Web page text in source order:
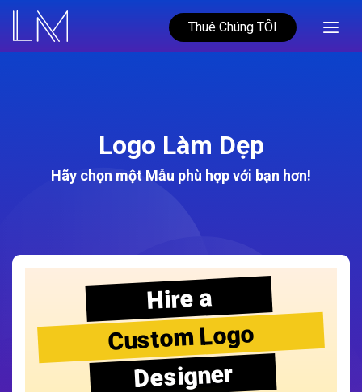
Thuê Chúng TÔI
Logo Làm Dẹp
Hãy chọn một Mẫu phù hợp với bạn hơn!
Hire a
Custom Logo
Designer